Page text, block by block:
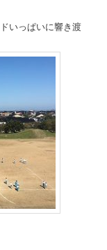
いっぱいに響き渡